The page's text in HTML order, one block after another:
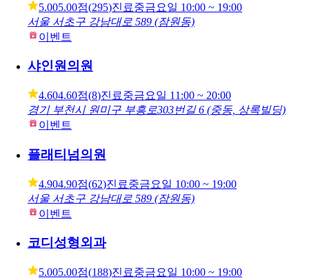
5.005.00점(295)진료중금요일 10:00 ~ 19:00
서울 서초구 강남대로 589 (잠원동)
이벤트
샤인원의원
4.604.60점(8)진료중금요일 11:00 ~ 20:00
경기 부천시 원미구 부흥로303번길 6 (중동, 상록빌딩)
이벤트
플래티넘의원
4.904.90점(62)진료중금요일 10:00 ~ 19:00
서울 서초구 강남대로 589 (잠원동)
이벤트
코디성형외과
5.005.00점(188)진료중금요일 10:00 ~ 19:00